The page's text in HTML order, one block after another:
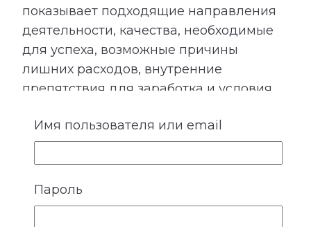
показывает подходящие направления
деятельности, качества, необходимые
для успеха, возможные причины
лишних расходов, внутренние
препятствия для заработка и условия
Сопоставление этой категории с
талантами помогает лучше понять, в
каких направлениях способности могут
приносить не только удовлетворение,
но и материальный результат.
Имя пользователя или email
Пароль